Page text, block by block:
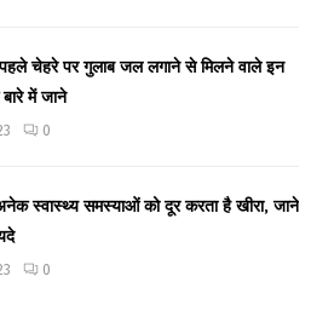
चेहरे पर गुलाब जल लगाने से मिलने वाले इन
में जाने
0
स्वास्थ्य समस्याओं को दूर करता है खीरा, जाने
0